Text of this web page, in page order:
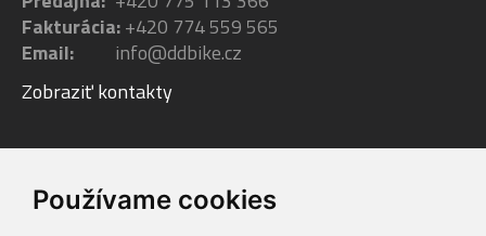
Používame cookies
Fakturácia:+420 774 559 565
Email:
info@ddbike.cz
Zobraziť kontakty
Facebook Instagram